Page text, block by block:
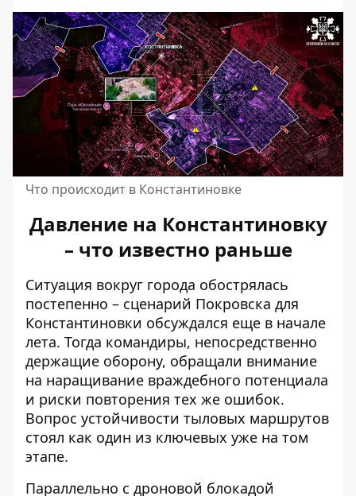
Что происходит в Константиновке
Давление на Константиновку
– что известно раньше
Ситуация вокруг города обострялась
постепенно – сценарий Покровска для
Константиновки обсуждался еще в начале
лета. Тогда командиры, непосредственно
держащие оборону, обращали внимание
на наращивание враждебного потенциала
и риски повторения тех же ошибок.
Вопрос устойчивости тыловых маршрутов
стоял как один из ключевых уже на том
этапе.
Параллельно с дроновой блокадой